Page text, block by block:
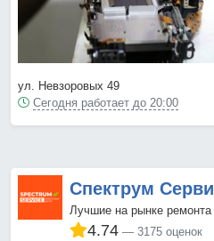
ул. Невзоровых 49
Сегодня работает до 20:00
Спектрум
Лучшие на рынке ремонта
4.74 3175 оценок